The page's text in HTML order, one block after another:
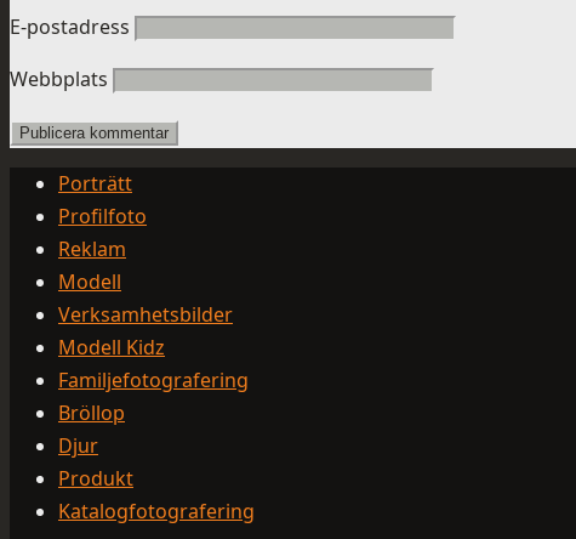
E-postadress
Webbplats
Porträtt
Profilfoto
Reklam
Modell
Verksamhetsbilder
Modell Kidz
Familjefotografering
Bröllop
Djur
Produkt
Katalogfotografering